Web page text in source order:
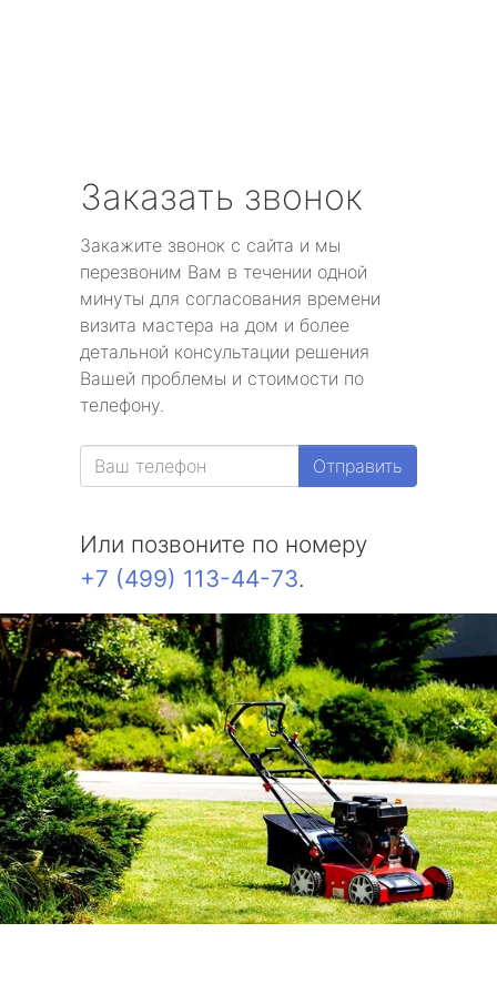
Заказать звонок
Закажите звонок с сайта и мы
перезвоним Вам в течении одной
минуты для согласования времени
визита мастера на дом и более
детальной консультации решения
Вашей проблемы и стоимости по
телефону.
Отправить
Или позвоните по номеру
+7 (499) 113-44-73.